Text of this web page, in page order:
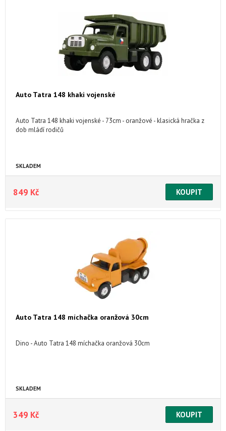
Auto Tatra 148 khaki vojenské
Auto Tatra 148 khaki vojenské - 73cm - oranžové - klasická hračka z
dob mládí rodičů
SKLADEM
849 Kč
Auto Tatra 148 míchačka oranžová 30cm
Dino - Auto Tatra 148 míchačka oranžová 30cm
SKLADEM
349 Kč